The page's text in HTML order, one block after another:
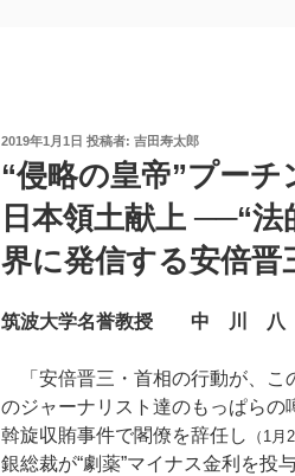
投
日:
2019年1月1日 投稿者: 吉田寿太郎
“侵略の皇帝”プー
日本領土献上 ──“
界に発信する安倍晋
筑波大学名誉教授 中 川
「安倍晋三・首相の行動が、こ
のジャーナリスト達のもっぱら
斡旋収賄事件で閣僚を辞任し
（1月
銀総裁が“劇薬”マイナス金利を投